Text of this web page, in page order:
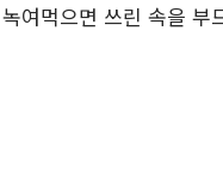
여먹으면 쓰린 속을 부